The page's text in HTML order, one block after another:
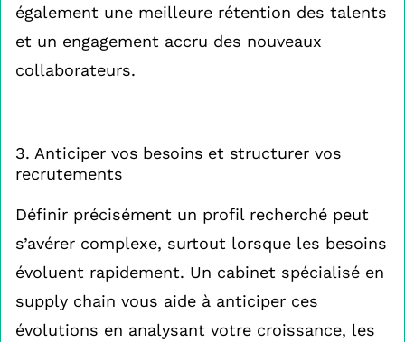
également une meilleure rétention des talents
et un engagement accru des nouveaux
collaborateurs.
3. Anticiper vos besoins et structurer vos
recrutements
Définir précisément un profil recherché peut
s’avérer complexe, surtout lorsque les besoins
évoluent rapidement. Un cabinet spécialisé en
supply chain vous aide à anticiper ces
évolutions en analysant votre croissance, les